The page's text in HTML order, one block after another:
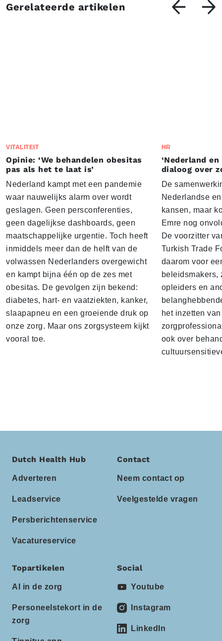
Gerelateerde artikelen
VITALITEIT
Opinie: ‘We behandelen obesitas
pas als het te laat is’
Nederland kampt met een pandemie
waar nauwelijks alarm over wordt
geslagen. Geen persconferenties,
geen dagelijkse dashboards, geen
maatschappelijke urgentie. Toch heeft
inmiddels meer dan de helft van de
volwassen Nederlanders overgewicht
en kampt bijna één op de zes met
obesitas. De gevolgen zijn bekend:
diabetes, hart- en vaatziekten, kanker,
slaapapneu en een groeiende druk op
onze zorg. Maar ons zorgsysteem kijkt
vooral toe.
HR
‘Nederland
dialoog over
De
Nederlandse
kansen, maar
Emre nog
De voorzitter
Turkish Trade
daarom voor
beleidsmakers,
opleiders en
het inzetten
ook over
Dutch Health Hub
Adverteren
Leadservice
Persberichtenservice
Vacatureservice
Contact
Neem contact op
Veelgestelde vragen
Topartikelen
AI in de zorg
Personeelstekort in de
zorg
Social
Youtube
Instagram
LinkedIn